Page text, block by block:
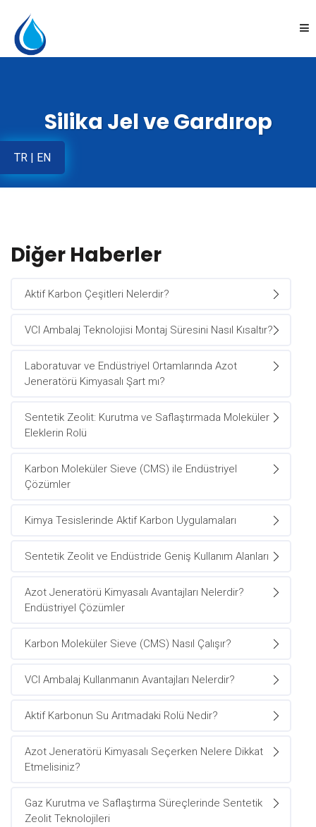
Kurumsal
Ürünler
Online Satış
İletişim
TR | EN
Silika Jel ve Gardırop
Diğer Haberler
Aktif Karbon Çeşitleri Nelerdir?
VCI Ambalaj Teknolojisi Montaj Süresini Nasıl Kısaltır?
Laboratuvar ve Endüstriyel Ortamlarında Azot
Jeneratörü Kimyasalı Şart mı?
Sentetik Zeolit: Kurutma ve Saflaştırmada Moleküler
Eleklerin Rolü
Karbon Moleküler Sieve (CMS) ile Endüstriyel
Çözümler
Kimya Tesislerinde Aktif Karbon Uygulamaları
Sentetik Zeolit ve Endüstride Geniş Kullanım Alanları
Azot Jeneratörü Kimyasalı Avantajları Nelerdir?
Endüstriyel Çözümler
Karbon Moleküler Sieve (CMS) Nasıl Çalışır?
VCI Ambalaj Kullanmanın Avantajları Nelerdir?
Aktif Karbonun Su Arıtmadaki Rolü Nedir?
Azot Jeneratörü Kimyasalı Seçerken Nelere Dikkat
Etmelisiniz?
Gaz Kurutma ve Saflaştırma Süreçlerinde Sentetik
Zeolit Teknolojileri